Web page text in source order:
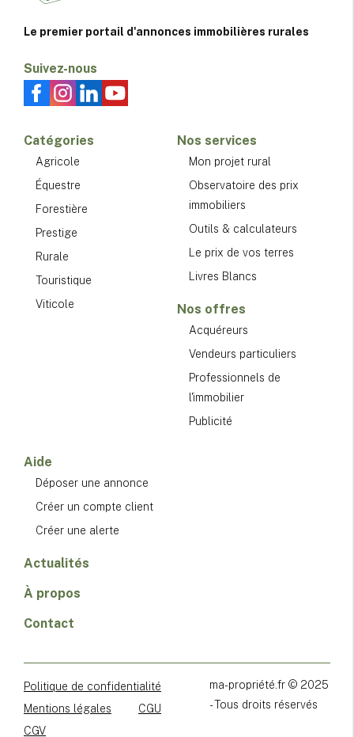
Le premier portail d'annonces immobilières rurales
Suivez-nous
Catégories
Agricole
Équestre
Forestière
Prestige
Rurale
Touristique
Viticole
Nos services
Mon projet rural
Observatoire des prix
immobiliers
Outils & calculateurs
Le prix de vos terres
Livres Blancs
Nos offres
Acquéreurs
Vendeurs particuliers
Professionnels de
l'immobilier
Publicité
Aide
Déposer une annonce
Créer un compte client
Créer une alerte
Actualités
À propos
Contact
Politique de confidentialité
Mentions légales
CGU
CGV
ma-propriété.fr © 2025
- Tous droits réservés